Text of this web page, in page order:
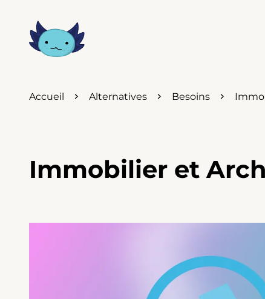
Accueil Alternatives Besoins
Immobilier et